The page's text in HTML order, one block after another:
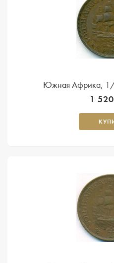
Южная Африка, 1/
1